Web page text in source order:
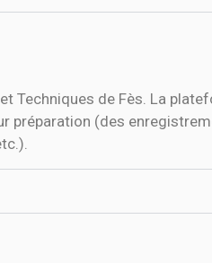
Techniques de Fès. La
préparation (des